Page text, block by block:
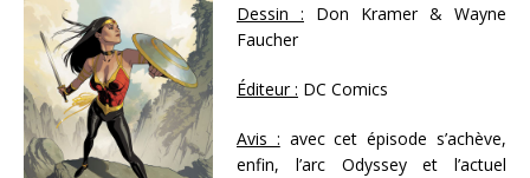
Dessin : Don Kramer & Wayne
Faucher
Éditeur : DC Comics
Avis : avec cet épisode s’achève,
enfin, l’arc Odyssey et l’actuel